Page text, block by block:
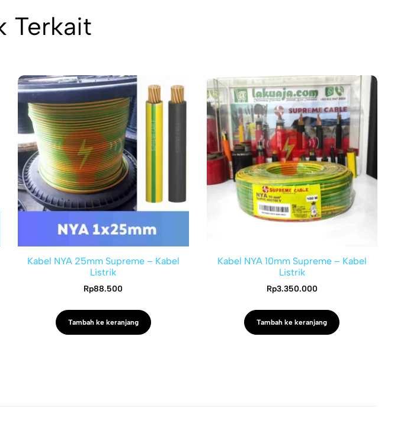
Terkait
Kabel NYA 25mm Supreme – Kabel
Listrik
Rp88.500
Tambah ke keranjang
Kabel NYA 10mm Supreme – Kabel
Listrik
Rp3.350.000
Tambah ke keranjang